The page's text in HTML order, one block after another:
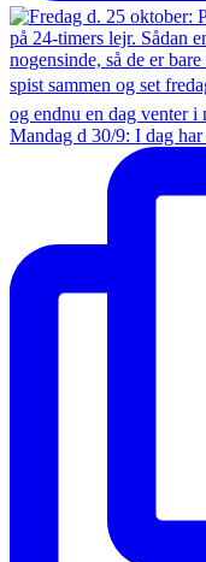
Mandag d 30/9: I dag har